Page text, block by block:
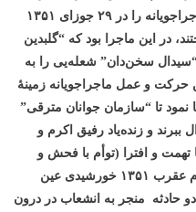
این طرح، به شکلی از اشکال عمل ماجراجویانه را در ۲۹ جوزای ۱۳۵۱
در این ماجرا بود که “گلبدین
سخن‌دان” شعله‌یی را به
حرکت و عمل ماجراجویانه زمینۀ
نمود تا “سازمان جوانان مترقی”
ببرند و زنده‌یاد رفیق اکرم و
تهمت و افترا (توأم با فحش و
ناسزا) مورد تمسخر قرار دهند. در سوم عقرب ۱۳۵۱ خورشیدی عین
دو حادثه منجر به انشعاب در درون